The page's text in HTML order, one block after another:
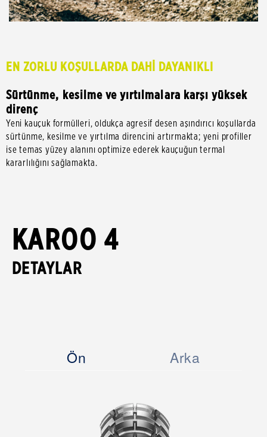
EN ZORLU KOŞULLARDA DAHİ DAYANIKLI
Sürtünme, kesilme ve yırtılmalara karşı yüksek
direnç
Yeni kauçuk formülleri, oldukça agresif desen aşındırıcı koşullarda
sürtünme, kesilme ve yırtılma direncini artırmakta; yeni profiller
ise temas yüzey alanını optimize ederek kauçuğun termal
kararlılığını sağlamakta.
KAROO 4
DETAYLAR
Ön Arka